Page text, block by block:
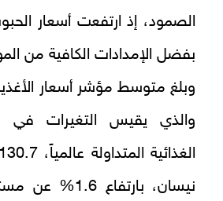
الصمود، إذ ارتفعت أسعار
بفضل الإمدادات الكافية من
وبلغ متوسط مؤشر أسعار
والذي يقيس التغيرات
نيسان، بارتفاع